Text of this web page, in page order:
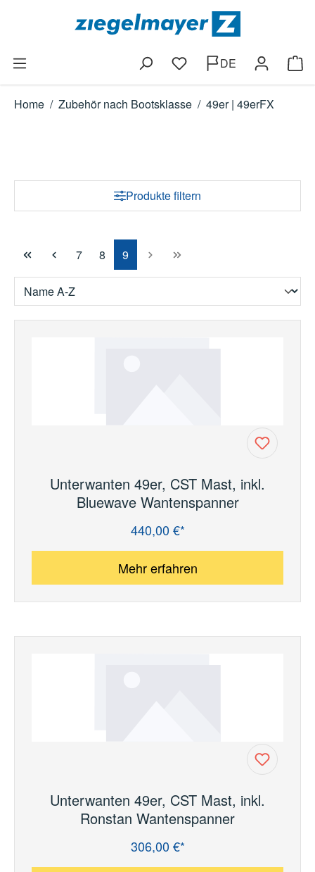
Zum Hauptinhalt springen
Du hast 0 Produkte auf
DE
Home / Zubehör nach Bootsklasse / 49er | 49erFX
Produkte filtern
Seite
7 Seite
8 Seite
9
Unterwanten 49er, CST Mast, inkl.
Bluewave Wantenspanner
440,00 €*
Mehr erfahren
Unterwanten 49er, CST Mast, inkl.
Ronstan Wantenspanner
306,00 €*